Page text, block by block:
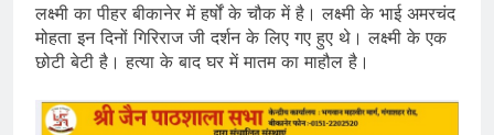
लक्ष्मी का पीहर बीकानेर में हर्षों के चौक में है। लक्ष्मी के भाई अमरचंद
मोहता इन दिनों गिरिराज जी दर्शन के लिए गए हुए थे। लक्ष्मी के एक
छोटी बेटी है। हत्या के बाद घर में मातम का माहौल है।